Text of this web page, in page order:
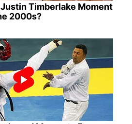
Timberlake Moment
2000s?